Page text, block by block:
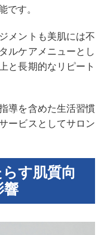
です。
メントも美肌には不
ルケアメニューとし
と長期的なリピート
導を含めた生活習慣
ービスとしてサロン
す肌質向
響